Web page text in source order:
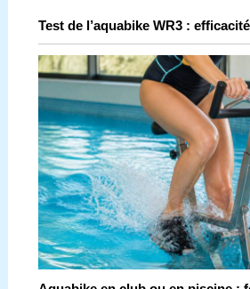
Test de l’aquabike WR3 :